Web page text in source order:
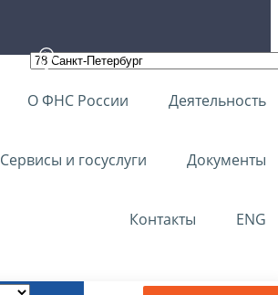
О ФНС России Деятельность
Сервисы и госуслуги Документы
Контакты ENG